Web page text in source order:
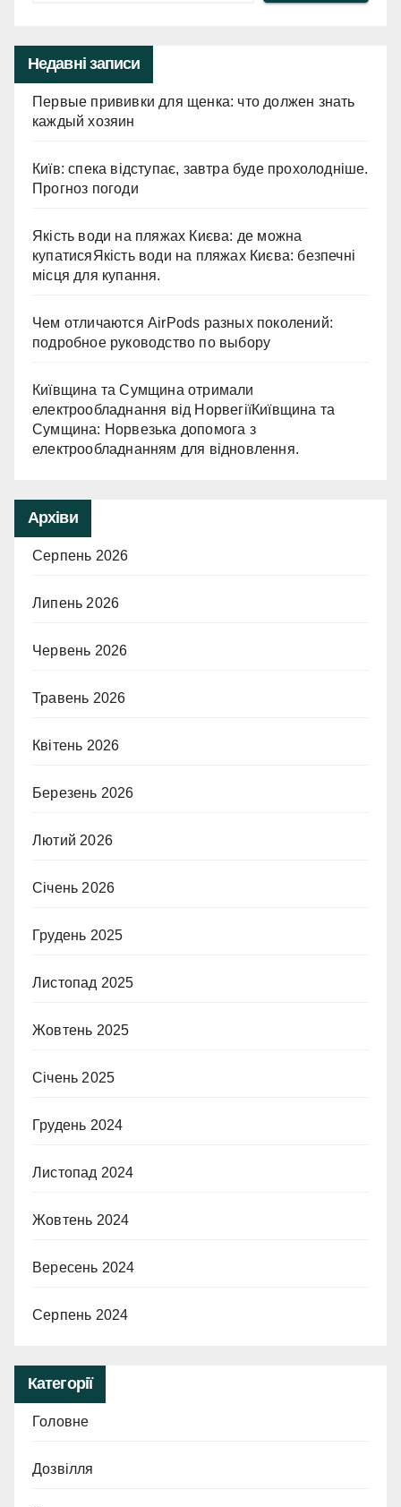
Недавні записи
Первые прививки для щенка: что должен знать
каждый хозяин
Київ: спека відступає, завтра буде прохолодніше.
Прогноз погоди
Якість води на пляжах Києва: де можна
купатисяЯкість води на пляжах Києва: безпечні
місця для купання.
Чем отличаются AirPods разных поколений:
подробное руководство по выбору
Київщина та Сумщина отримали
електрообладнання від НорвегіїКиївщина та
Сумщина: Норвезька допомога з
електрообладнанням для відновлення.
Архіви
Серпень 2026
Липень 2026
Червень 2026
Травень 2026
Квітень 2026
Березень 2026
Лютий 2026
Січень 2026
Грудень 2025
Листопад 2025
Жовтень 2025
Січень 2025
Грудень 2024
Листопад 2024
Жовтень 2024
Вересень 2024
Серпень 2024
Категорії
Головне
Дозвілля